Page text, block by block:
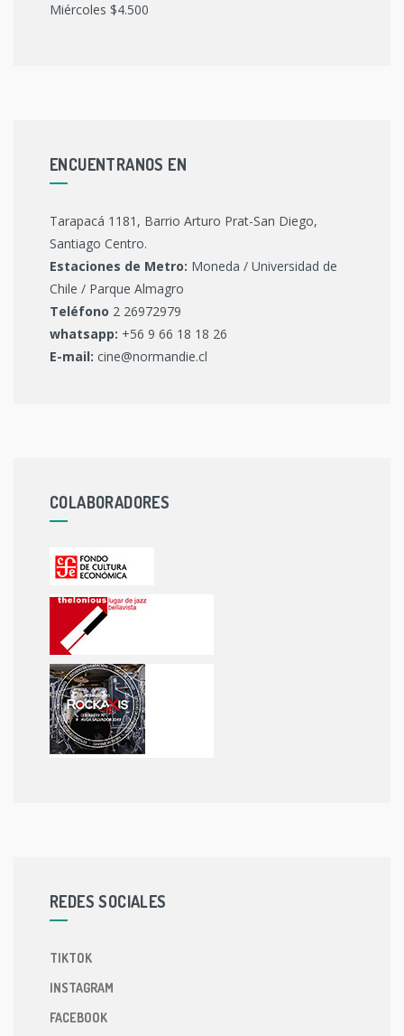
Miércoles $4.500
ENCUENTRANOS EN
Tarapacá 1181, Barrio Arturo Prat-San Diego,
Santiago Centro.
Estaciones de Metro: Moneda / Universidad de
Chile / Parque Almagro
Teléfono 2 26972979
whatsapp: +56 9 66 18 18 26
E-mail: cine@normandie.cl
COLABORADORES
REDES SOCIALES
TIKTOK
INSTAGRAM
FACEBOOK